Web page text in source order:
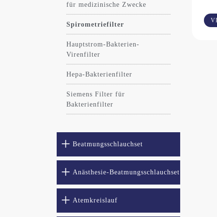
für medizinische Zwecke
Spirometriefilter
Hauptstrom-Bakterien-
Virenfilter
Hepa-Bakterienfilter
Siemens Filter für
Bakterienfilter
Beatmungsschlauchset
Anästhesie-Beatmungsschlauchset
Atemkreislauf